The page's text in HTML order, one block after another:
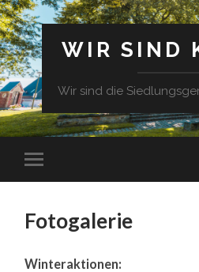
WIR SIND
Wir sind die
Fotogalerie
Winteraktionen: